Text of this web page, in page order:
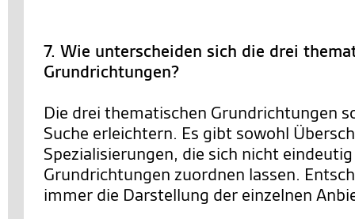
7. Wie unterscheiden sich die drei
Grundrichtungen?
Die drei thematischen Grundrichtungen
Suche erleichtern. Es gibt sowohl
Spezialisierungen, die sich nicht
Grundrichtungen zuordnen lassen.
immer die Darstellung der einzelnen